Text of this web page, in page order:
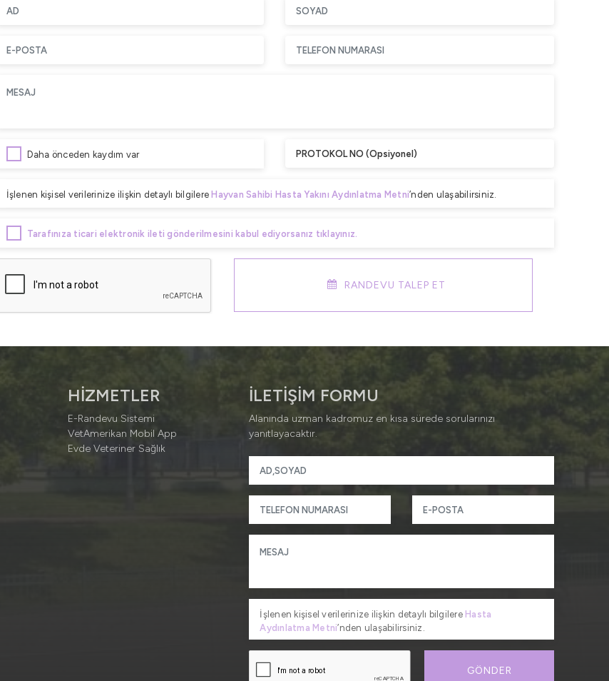
Daha önceden kaydım var
İşlenen kişisel verilerinize ilişkin detaylı bilgilere Hayvan Sahibi Hasta Yakını Aydınlatma Metni’nden ulaşabilirsiniz.
Tarafınıza ticari elektronik ileti gönderilmesini kabul ediyorsanız tıklayınız.
RANDEVU TALEP ET
HİZMETLER
E-Randevu Sistemi
VetAmerikan Mobil App
Evde Veteriner Sağlık
İLETİŞİM FORMU
Alanında uzman kadromuz en kısa sürede sorularınızı
yanıtlayacaktır.
İşlenen kişisel verilerinize ilişkin detaylı bilgilere Hasta
Aydınlatma Metni’nden ulaşabilirsiniz.
GÖNDER